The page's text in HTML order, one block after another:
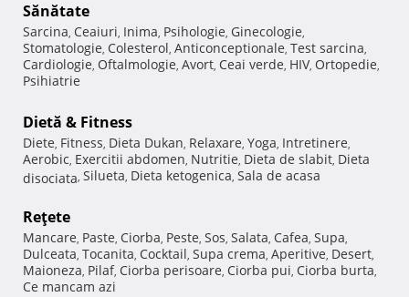
Sănătate
Sarcina, Ceaiuri, Inima, Psihologie, Ginecologie,
Stomatologie, Colesterol, Anticonceptionale, Test sarcina,
Cardiologie, Oftalmologie, Avort, Ceai verde, HIV, Ortopedie,
Psihiatrie
Dietă & Fitness
Diete, Fitness, Dieta Dukan, Relaxare, Yoga, Intretinere,
Aerobic, Exercitii abdomen, Nutritie, Dieta de slabit, Dieta
disociata, Silueta, Dieta ketogenica, Sala de acasa
Reţete
Mancare, Paste, Ciorba, Peste, Sos, Salata, Cafea, Supa,
Dulceata, Tocanita, Cocktail, Supa crema, Aperitive, Desert,
Maioneza, Pilaf, Ciorba perisoare, Ciorba pui, Ciorba burta,
Ce mancam azi